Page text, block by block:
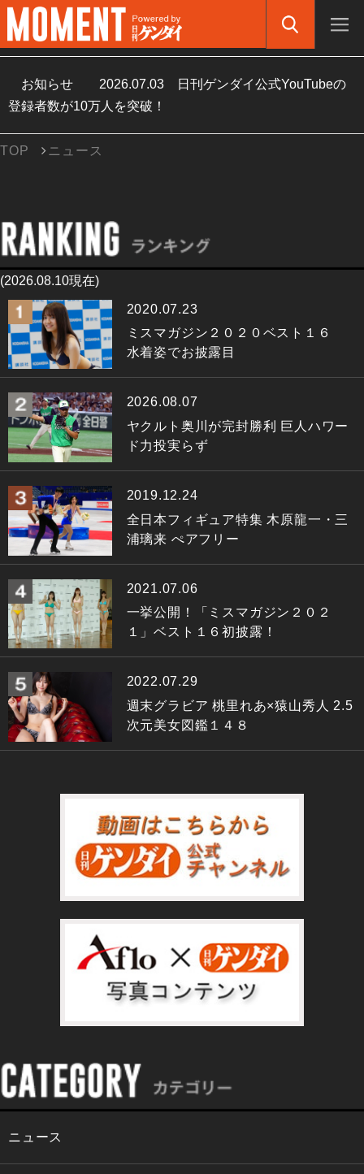
お知らせ 2026.07.03
日刊ゲンダイ公式YouTubeの
登録者数が10万人を突破！
TOP ニュース
(2026.08.10現在)
2020.07.23
ミスマガジン２０２０ベスト１６
水着姿でお披露目
2026.08.07
ヤクルト奥川が完封勝利 巨人ハワー
ド力投実らず
2019.12.24
全日本フィギュア特集 木原龍一・三
浦璃来 ぺアフリー
2021.07.06
一挙公開！「ミスマガジン２０２
１」ベスト１６初披露！
2022.07.29
週末グラビア 桃里れあ×猿山秀人 2.5
次元美女図鑑１４８
ニュース